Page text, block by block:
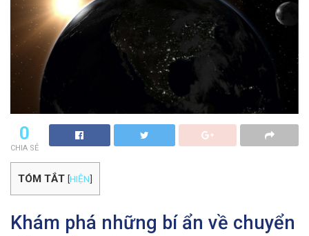
0
CHIA SẺ
TÓM TẮT [HIỆN]
Khám phá những bí ẩn về chuyển